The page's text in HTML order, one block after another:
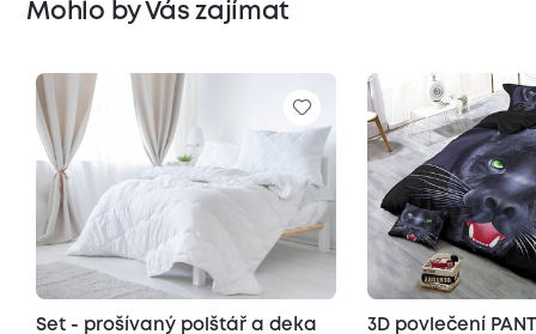
Mohlo by Vás zajímat
Set - prošívaný polštář a deka 3D povlečení